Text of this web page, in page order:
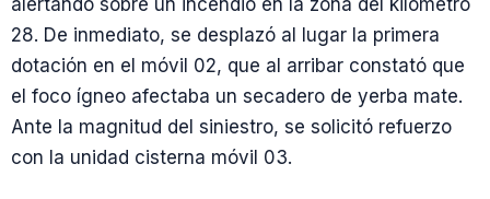
alertando sobre un incendio en la zona del kilómetro
28. De inmediato, se desplazó al lugar la primera
dotación en el móvil 02, que al arribar constató que
el foco ígneo afectaba un secadero de yerba mate.
Ante la magnitud del siniestro, se solicitó refuerzo
con la unidad cisterna móvil 03.